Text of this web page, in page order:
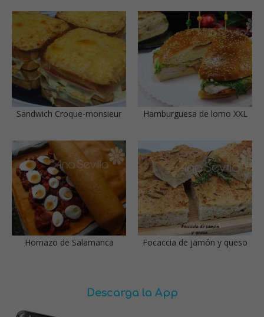
Sandwich Croque-monsieur Hamburguesa de lomo XXL
Hornazo de Salamanca Focaccia de jamón y queso
Descarga la App